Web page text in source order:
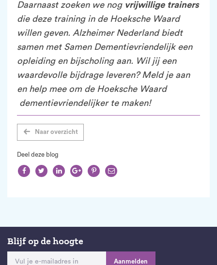
Daarnaast zoeken we nog vrijwillige trainers
die deze training in de Hoeksche Waard
willen geven. Alzheimer Nederland biedt
samen met Samen Dementievriendelijk een
opleiding en bijscholing aan. Wil jij een
waardevolle bijdrage leveren? Meld je aan
en help mee om de Hoeksche Waard
dementievriendelijker te maken!
Naar overzicht
Deel deze blog
     
Blijf op de hoogte
Aanmelden